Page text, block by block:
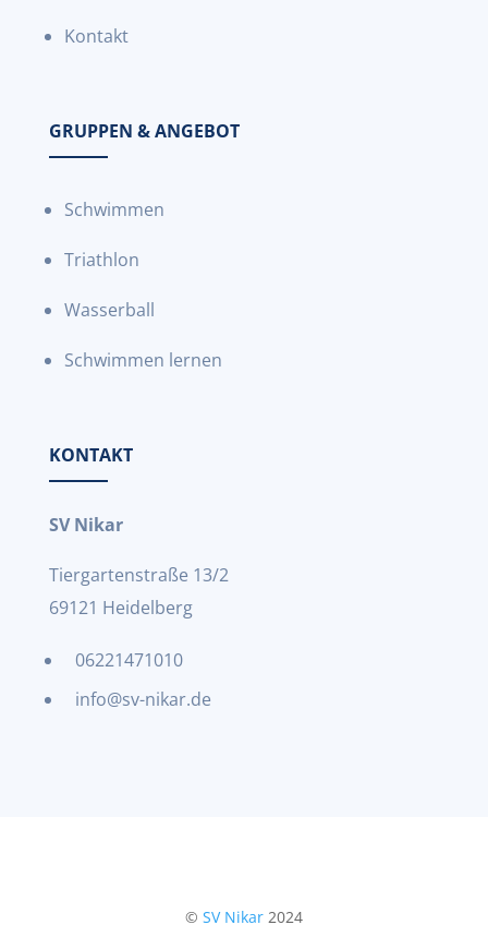
Kontakt
GRUPPEN & ANGEBOT
Schwimmen
Triathlon
Wasserball
Schwimmen lernen
KONTAKT
SV Nikar
Tiergartenstraße 13/2
69121 Heidelberg
06221471010
info@sv-nikar.de
© SV Nikar2024